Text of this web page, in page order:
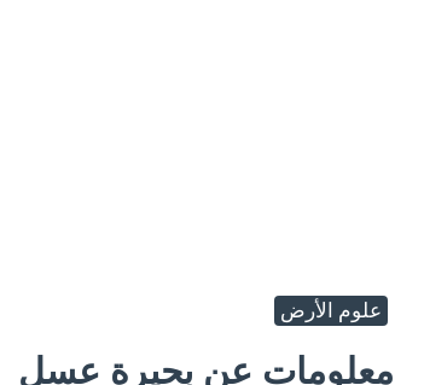
علوم الأرض
معلومات عن بحيرة عسل